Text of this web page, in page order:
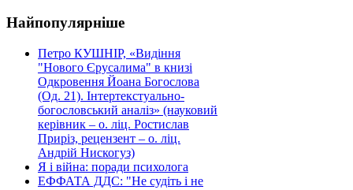
Найпопулярніше
Петро КУШНІР, «Видіння
"Нового Єрусалима" в книзі
Одкровення Йоана Богослова
(Од. 21). Інтертекстуально-
богословський аналіз» (науковий
керівник – о. ліц. Ростислав
Приріз, рецензент – о. ліц.
Андрій Нискогуз)
Я і війна: поради психолога
ЕФФАТА ДДС: "Не судіть і не